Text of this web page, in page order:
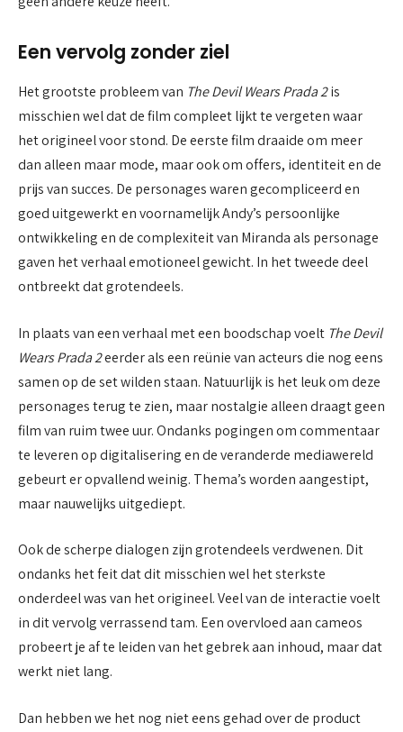
Een vervolg zonder ziel
Het grootste probleem van The Devil Wears Prada 2is
misschien wel dat de film compleet lijkt te vergeten waar
het origineel voor stond. De eerste film draaide om meer
dan alleen maar mode, maar ook om offers, identiteit en de
prijs van succes. De personages waren gecompliceerd en
goed uitgewerkt en voornamelijk Andy’s persoonlijke
ontwikkeling en de complexiteit van Miranda als personage
gaven het verhaal emotioneel gewicht. In het tweede deel
ontbreekt dat grotendeels.
In plaats van een verhaal met een boodschap voelt The Devil
Wears Prada 2eerder als een reünie van acteurs die nog eens
samen op de set wilden staan. Natuurlijk is het leuk om deze
personages terug te zien, maar nostalgie alleen draagt geen
film van ruim twee uur. Ondanks pogingen om commentaar
te leveren op digitalisering en de veranderde mediawereld
gebeurt er opvallend weinig. Thema’s worden aangestipt,
maar nauwelijks uitgediept.
Ook de scherpe dialogen zijn grotendeels verdwenen. Dit
ondanks het feit dat dit misschien wel het sterkste
onderdeel was van het origineel. Veel van de interactie voelt
in dit vervolg verrassend tam. Een overvloed aan cameos
probeert je af te leiden van het gebrek aan inhoud, maar dat
werkt niet lang.
Dan hebben we het nog niet eens gehad over de product